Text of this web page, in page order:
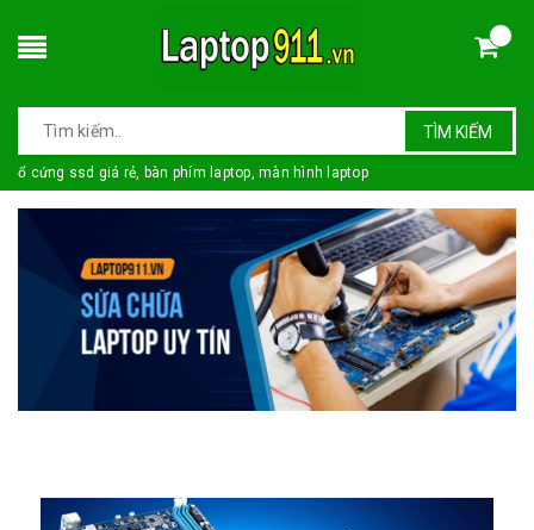
TÌM KIẾM
ổ cứng ssd giá rẻ, bàn phím laptop, màn hình laptop